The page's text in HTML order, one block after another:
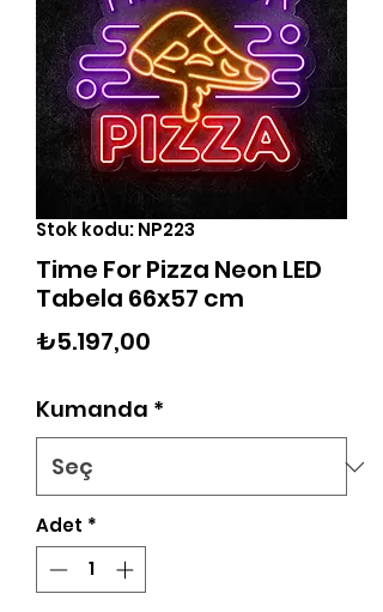
Stok kodu: NP223
Time For Pizza Neon LED
Tabela 66x57 cm
₺5.197,00
Kumanda *
Adet *